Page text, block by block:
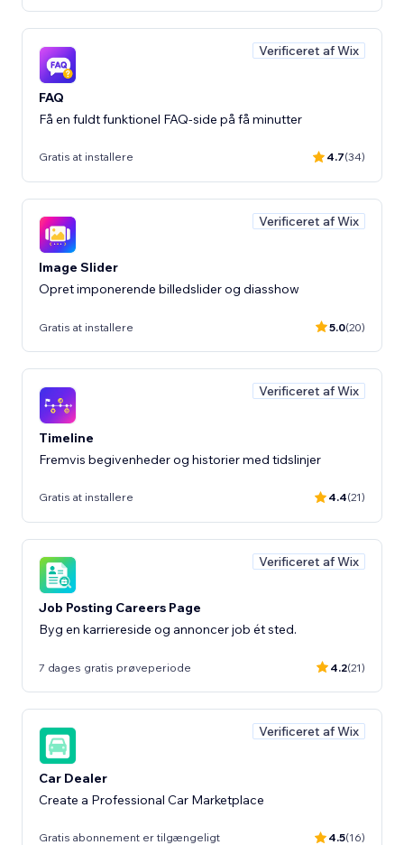
Verificeret af Wix
FAQ
Få en fuldt funktionel FAQ-side på få minutter
Gratis at installere 4.7(34)
Verificeret af Wix
Image Slider
Opret imponerende billedslider og diasshow
Gratis at installere 5.0(20)
Verificeret af Wix
Timeline
Fremvis begivenheder og historier med tidslinjer
Gratis at installere 4.4(21)
Verificeret af Wix
Job Posting Careers Page
Byg en karriereside og annoncer job ét sted.
7 dages gratis prøveperiode 4.2(21)
Verificeret af Wix
Car Dealer
Create a Professional Car Marketplace
Gratis abonnement er tilgængeligt 4.5(16)